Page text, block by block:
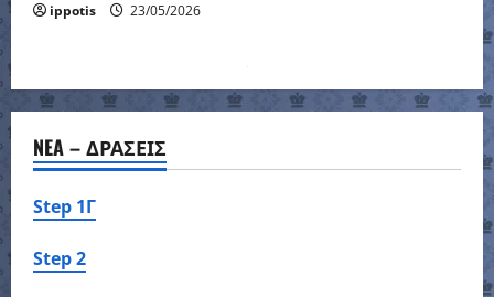
ippotis 23/05/2026
NEA – ΔΡΑΣΕΙΣ
Step 1Γ
Step 2